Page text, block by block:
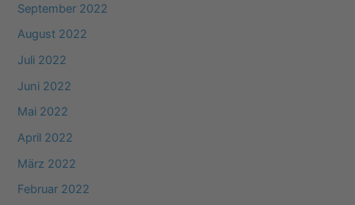
September 2022
August 2022
Juli 2022
Juni 2022
Mai 2022
April 2022
März 2022
Februar 2022